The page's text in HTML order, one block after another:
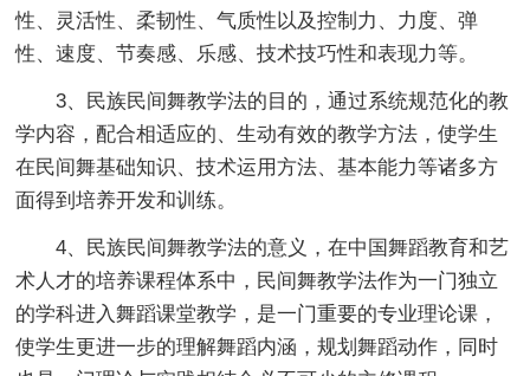
性、灵活性、柔韧性、气质性以及控制力、力度、弹
性、速度、节奏感、乐感、技术技巧性和表现力等。
3、民族民间舞教学法的目的，通过系统规范化的教
学内容，配合相适应的、生动有效的教学方法，使学生
在民间舞基础知识、技术运用方法、基本能力等诸多方
面得到培养开发和训练。
4、民族民间舞教学法的意义，在中国舞蹈教育和艺
术人才的培养课程体系中，民间舞教学法作为一门独立
的学科进入舞蹈课堂教学，是一门重要的专业理论课，
使学生更进一步的理解舞蹈内涵，规划舞蹈动作，同时